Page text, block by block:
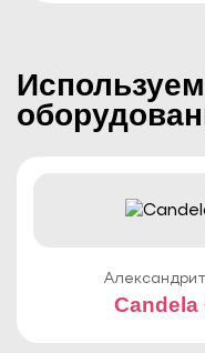
Candela